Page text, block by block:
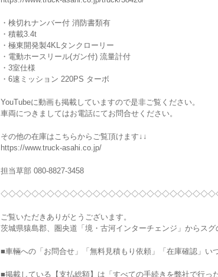
・検切れナンバー付 消防書類有
・積載3.4t
・極東開発製4KLタンクローリー
・電動ホースリール(ガン付) 流量計付
・3室仕様
・6速ミッション 220PS ターボ
YouTubeに動画も掲載していますので是非ご覧ください。
車両につきましてはお電話にてお問合せください。
その他の在庫はこちらからご覧頂けます↓↓
https://www.truck-asahi.co.jp/
担当草部 080-8827-3458
ご覧いただきありがとうございます。
茨城県猿島郡、圏央道「境・古河インターチェンジ」からス
■車輛への「お問合せ」「無料見積もり依頼」「在庫確認」い
■掲載している【支払総額】は「すべての手続きを弊社で行っ